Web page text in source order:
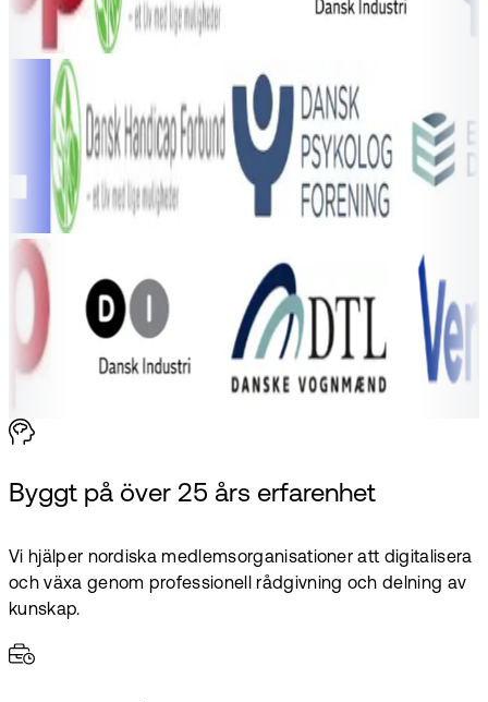
Byggt på över 25 års erfarenhet
Vi hjälper nordiska medlemsorganisationer att digitalisera
och växa genom professionell rådgivning och delning av
kunskap.